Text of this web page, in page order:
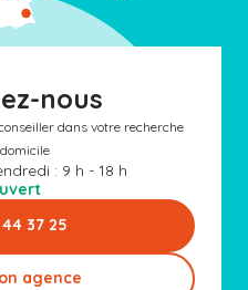
nous
dans votre recherche
: 9 h - 18 h
44 37 25
agence